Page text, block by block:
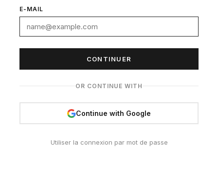
E-MAIL
CONTINUER
OR CONTINUE WITH
Continue with Google
Utiliser la connexion par mot de passe